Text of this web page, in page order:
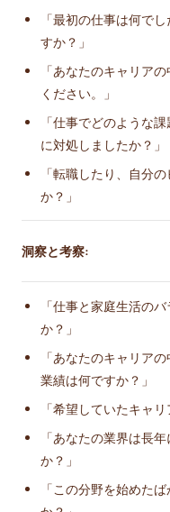
「最初の仕事は何で
すか？」
「あなたのキャリア
ください。」
「仕事でどのような
に対処しましたか？」
「転職したり、自分
か？」
洞察と考察:
「仕事と家庭生活の
か？」
「あなたのキャリア
業績は何ですか？」
「希望していたキャ
「あなたの業界は長
か？」
「この分野を始めた